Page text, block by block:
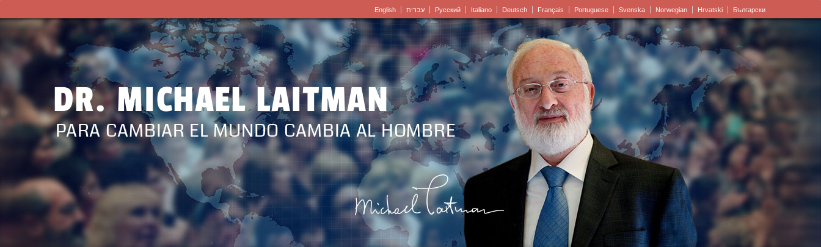
English עברית Pусский Italiano Deutsch Français Portuguese Svenska Norwegian Hrvatski Български
DR. MICHAEL LAITMAN
PARA CAMBIAR EL MUNDO CAMBIA AL HOMBRE